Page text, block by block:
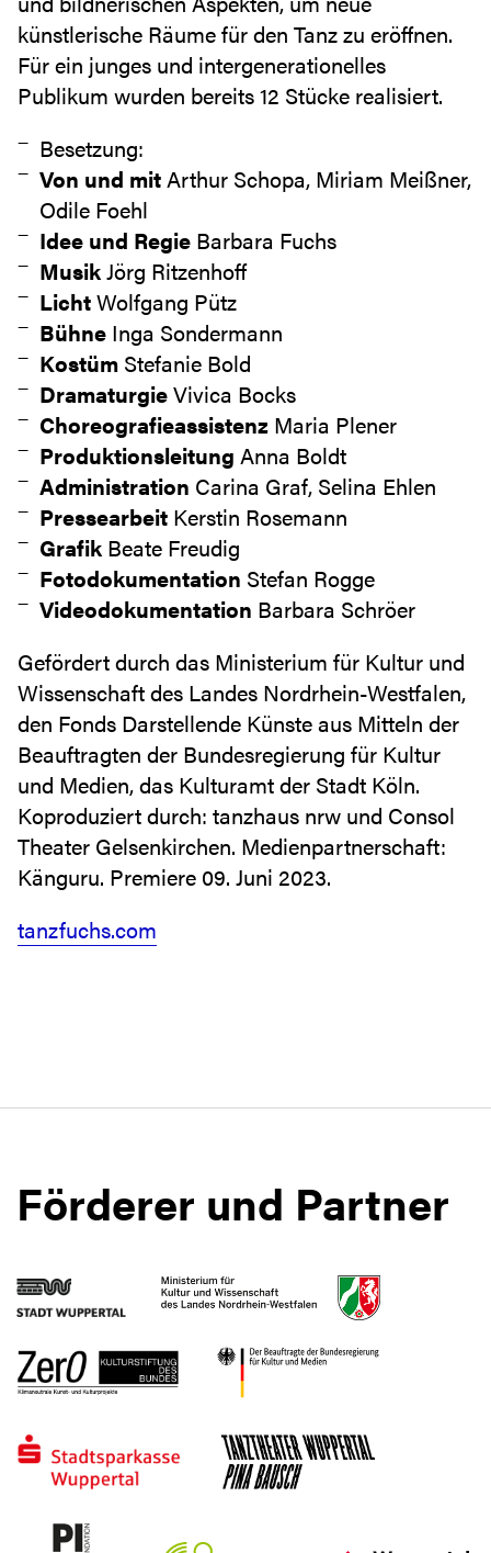
künstlerische Räume für den Tanz zu eröffnen.
Für ein junges und intergenerationelles
Publikum wurden bereits 12 Stücke realisiert.
Besetzung:
Von und mitArthur Schopa, Miriam Meißner,
Odile Foehl
Idee und Regie Barbara Fuchs
MusikJörg Ritzenhoff
LichtWolfgang Pütz
Bühne Inga Sondermann
Kostüm Stefanie Bold
DramaturgieVivica Bocks
Choreografieassistenz Maria Plener
Produktionsleitung Anna Boldt
Administration Carina Graf, Selina Ehlen
Pressearbeit Kerstin Rosemann
GrafikBeate Freudig
Fotodokumentation Stefan Rogge
Videodokumentation Barbara Schröer
Gefördert durch das Ministerium für Kultur und
Wissenschaft des Landes Nordrhein-Westfalen,
den Fonds Darstellende Künste aus Mitteln der
Beauftragten der Bundesregierung für Kultur
und Medien, das Kulturamt der Stadt Köln.
Koproduziert durch: tanzhaus nrw und Consol
Theater Gelsenkirchen. Medienpartnerschaft:
Känguru. Premiere 09. Juni 2023.
tanzfuchs.com
Förderer und Partner